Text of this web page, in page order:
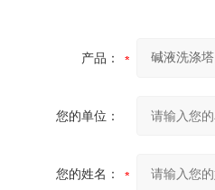
产品：
您的单位：
您的姓名：